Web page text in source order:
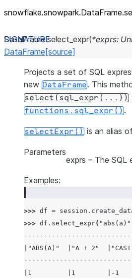
DataFrame.select_expr(*exprs:
DataFrame [source]
Projects a set of SQL
new DataFrame. This
select(sql_expr(...))
functions.sql_expr().
selectExpr() is an alias
Parameters
exprs – The SQL
Examples:
>>> df = session .
>>> df . select_expr( "abs(a)"
|"ABS(A)"  |"A + 2"
|1         |1        |-1